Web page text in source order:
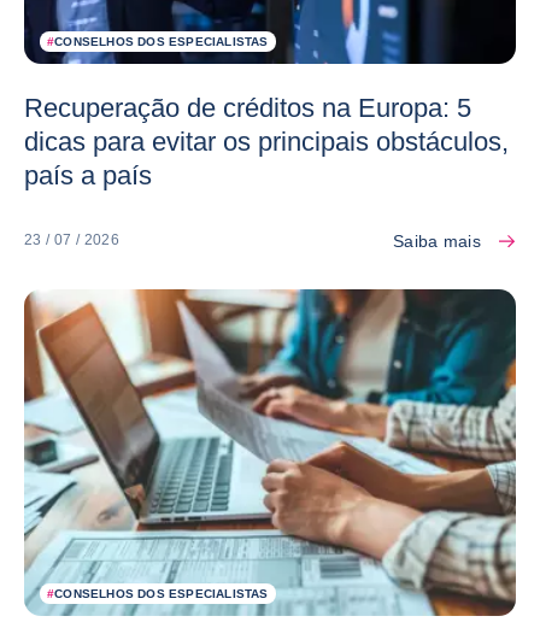
#CONSELHOS DOS ESPECIALISTAS
Recuperação de créditos na Europa: 5
dicas para evitar os principais obstáculos,
país a país
23 / 07 / 2026 Saiba mais
#CONSELHOS DOS ESPECIALISTAS